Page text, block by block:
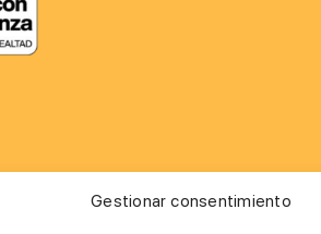
Gestionar consentimiento